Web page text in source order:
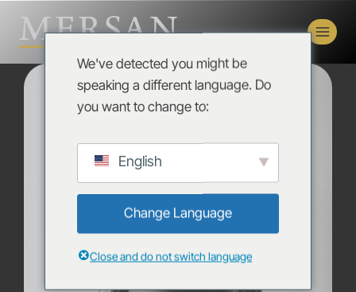
We've detected you might be
speaking a different language. Do
you want to change to:
English
Change Language
Close and do not switch language